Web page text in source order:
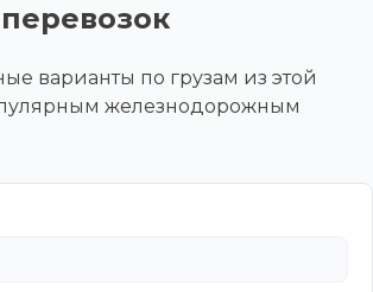
варианты по грузам из этой
железнодорожным